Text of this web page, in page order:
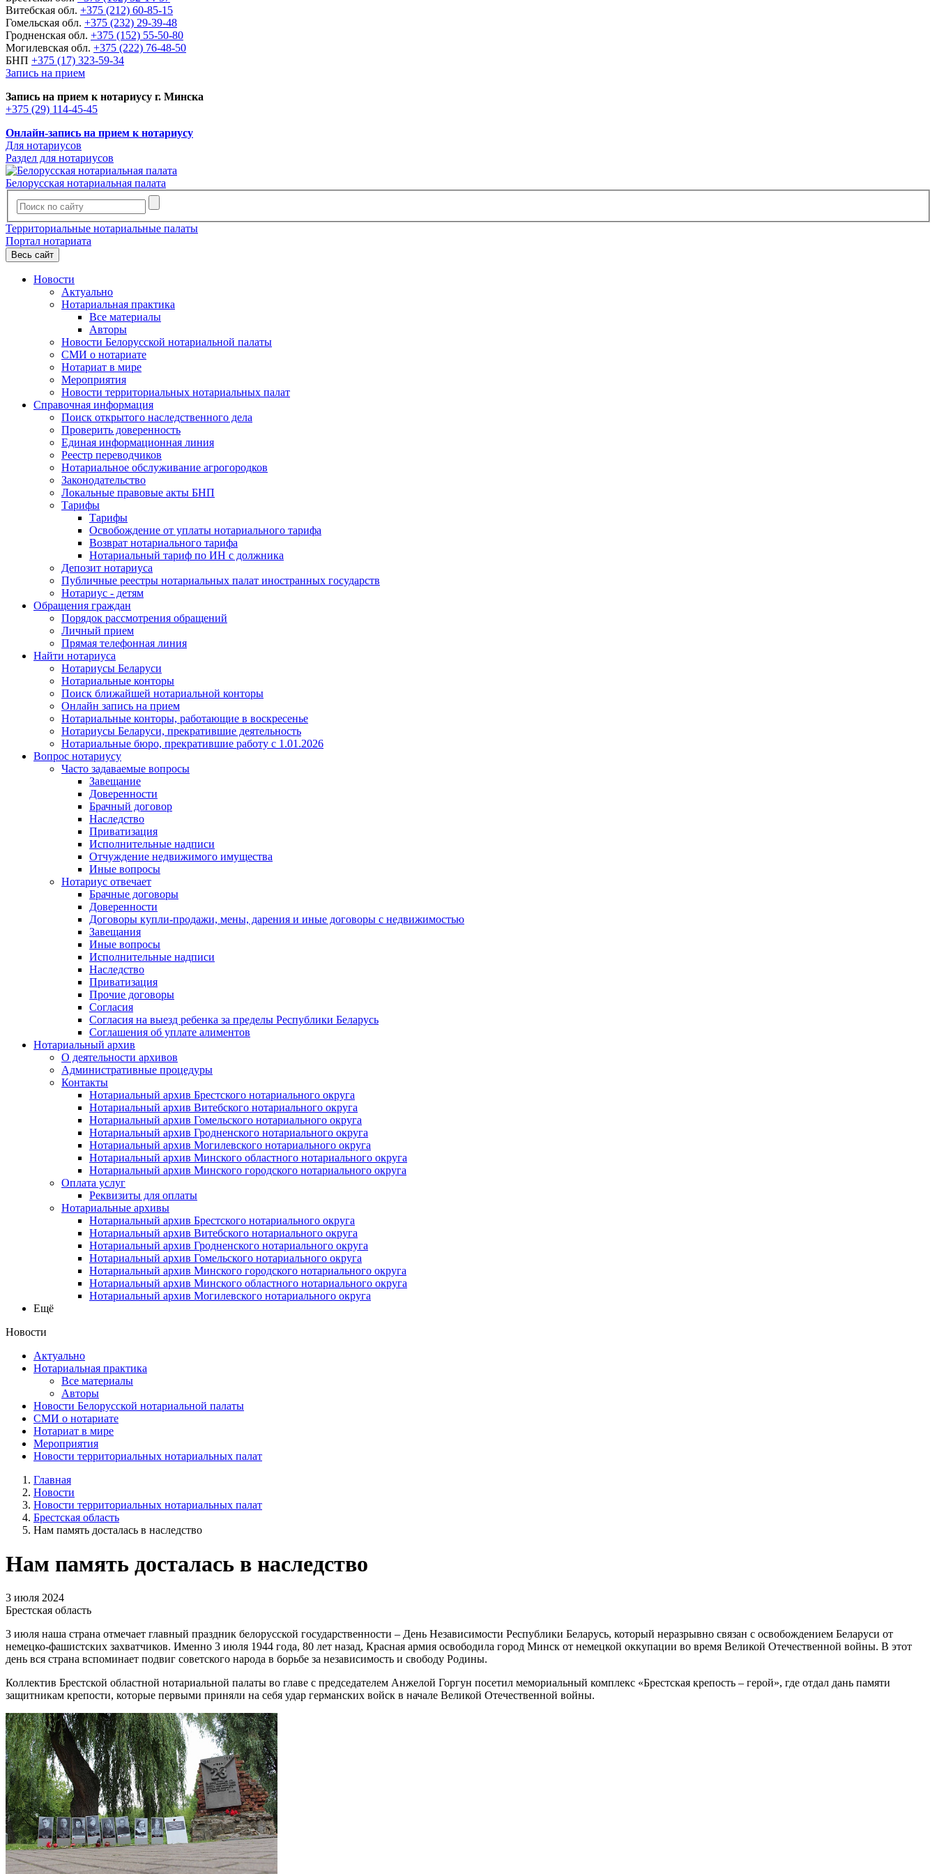
Витебская обл. +375 (212) 60-85-15
Гомельская обл. +375 (232) 29-39-48
Гродненская обл. +375 (152) 55-50-80
Могилевская обл. +375 (222) 76-48-50
БНП +375 (17) 323-59-34
Запись на прием
Запись на прием к нотариусу г. Минска
+375 (29) 114-45-45
Онлайн-запись на прием к нотариусу
Для нотариусов
Раздел для нотариусов
Белорусская нотариальная палата
Территориальные нотариальные палаты
Портал нотариата
Весь сайт
Новости
Актуально
Нотариальная практика
Все материалы
Авторы
Новости Белорусской нотариальной палаты
СМИ о нотариате
Нотариат в мире
Мероприятия
Новости территориальных нотариальных палат
Справочная информация
Поиск открытого наследственного дела
Проверить доверенность
Единая информационная линия
Реестр переводчиков
Нотариальное обслуживание агрогородков
Законодательство
Локальные правовые акты БНП
Тарифы
Тарифы
Освобождение от уплаты нотариального тарифа
Возврат нотариального тарифа
Нотариальный тариф по ИН с должника
Депозит нотариуса
Публичные реестры нотариальных палат иностранных государств
Нотариус - детям
Обращения граждан
Порядок рассмотрения обращений
Личный прием
Прямая телефонная линия
Найти нотариуса
Нотариусы Беларуси
Нотариальные конторы
Поиск ближайшей нотариальной конторы
Онлайн запись на прием
Нотариальные конторы, работающие в воскресенье
Нотариусы Беларуси, прекратившие деятельность
Нотариальные бюро, прекратившие работу с 1.01.2026
Вопрос нотариусу
Часто задаваемые вопросы
Завещание
Доверенности
Брачный договор
Наследство
Приватизация
Исполнительные надписи
Отчуждение недвижимого имущества
Иные вопросы
Нотариус отвечает
Брачные договоры
Доверенности
Договоры купли-продажи, мены, дарения и иные договоры с недвижимостью
Завещания
Иные вопросы
Исполнительные надписи
Наследство
Приватизация
Прочие договоры
Согласия
Согласия на выезд ребенка за пределы Республики Беларусь
Соглашения об уплате алиментов
Нотариальный архив
О деятельности архивов
Административные процедуры
Контакты
Нотариальный архив Брестского нотариального округа
Нотариальный архив Витебского нотариального округа
Нотариальный архив Гомельского нотариального округа
Нотариальный архив Гродненского нотариального округа
Нотариальный архив Могилевского нотариального округа
Нотариальный архив Минского областного нотариального округа
Нотариальный архив Минского городского нотариального округа
Оплата услуг
Реквизиты для оплаты
Нотариальные архивы
Нотариальный архив Брестского нотариального округа
Нотариальный архив Витебского нотариального округа
Нотариальный архив Гродненского нотариального округа
Нотариальный архив Гомельского нотариального округа
Нотариальный архив Минского городского нотариального округа
Нотариальный архив Минского областного нотариального округа
Нотариальный архив Могилевского нотариального округа
Ещё
Новости
Актуально
Нотариальная практика
Все материалы
Авторы
Новости Белорусской нотариальной палаты
СМИ о нотариате
Нотариат в мире
Мероприятия
Новости территориальных нотариальных палат
Главная
Новости
Новости территориальных нотариальных палат
Брестская область
Нам память досталась в наследство
Нам память досталась в наследство
3 июля 2024
Брестская область
3 июля наша страна отмечает главный праздник белорусской государственности ‒ День Независимости Республики Беларусь, который неразрывно связан с освобождением Беларуси от
немецко-фашистских захватчиков. Именно 3 июля 1944 года, 80 лет назад, Красная армия освободила город Минск от немецкой оккупации во время Великой Отечественной войны. В этот
день вся страна вспоминает подвиг советского народа в борьбе за независимость и свободу Родины.
Коллектив Брестской областной нотариальной палаты во главе с председателем Анжелой Горгун посетил мемориальный комплекс «Брестская крепость – герой», где отдал дань памяти
защитникам крепости, которые первыми приняли на себя удар германских войск в начале Великой Отечественной войны.